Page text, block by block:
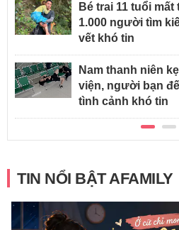
Bé trai 11 tuổi
1.000 người tìm
vết khó tin
Nam thanh niên
viện, người bạn
tình cảnh khó tin
TIN NỔI BẬT AFAMILY